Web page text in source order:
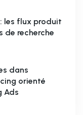
les flux produit
de recherche
dans
orienté
Ads